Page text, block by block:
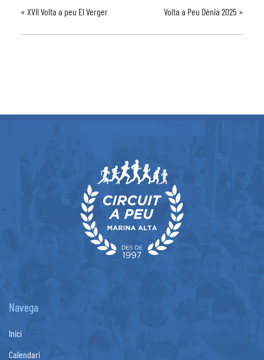
« XVII Volta a peu El Verger Volta a Peu Dénia 2025 »
Navega
Inici
Calendari